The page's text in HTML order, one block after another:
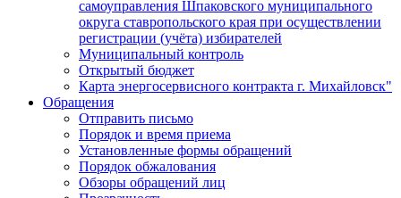
самоуправления Шпаковского муниципального
округа ставропольского края при осуществлении
регистрации (учёта) избирателей
Муниципальный контроль
Открытый бюджет
Карта энергосервисного контракта г. Михайловск"
Обращения
Отправить письмо
Порядок и время приема
Установленные формы обращений
Порядок обжалования
Обзоры обращений лиц